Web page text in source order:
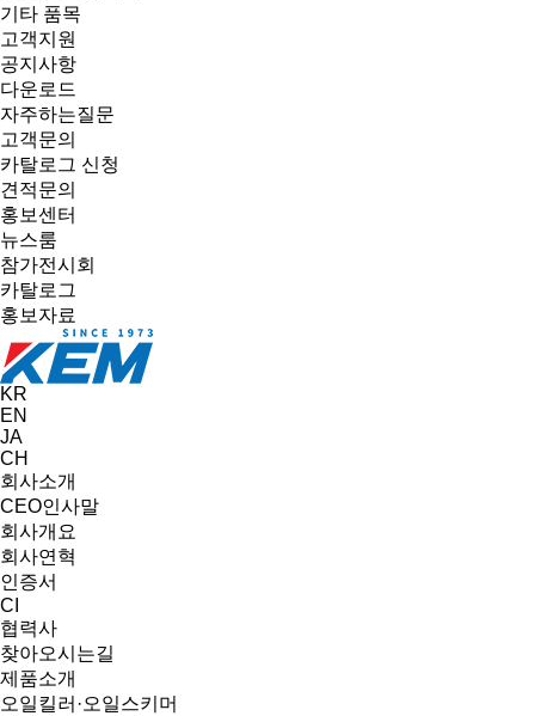
기타 품목
고객지원
공지사항
다운로드
자주하는질문
고객문의
카탈로그 신청
견적문의
홍보센터
뉴스룸
참가전시회
카탈로그
홍보자료
KR
EN
JA
CH
회사소개
CEO인사말
회사개요
회사연혁
인증서
CI
협력사
찾아오시는길
제품소개
오일킬러·오일스키머